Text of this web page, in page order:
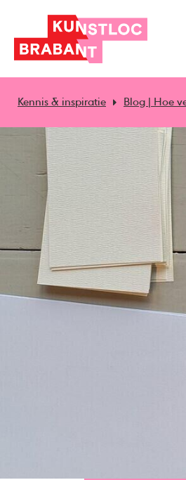
Kennis & inspiratie Blog | Hoe